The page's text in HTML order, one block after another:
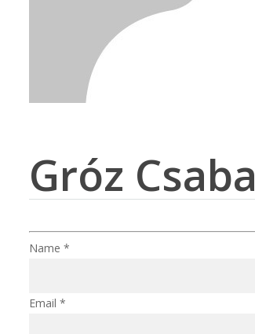
Gróz Csaba
Name *
Email *